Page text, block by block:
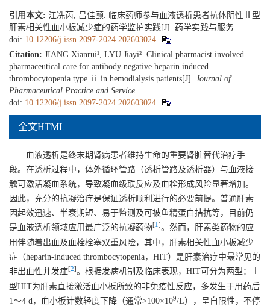
引用本文: 江冼芮, 吕佳颐. 临床药师参与血液透析患者抗体阴性Ⅱ型
肝素相关性血小板减少症的药学监护实践[J]. 药学实践与服务.
doi: 10.12206/j.issn.2097-2024.202603024
Citation: JIANG Xianrui¹, LYU Jiayi². Clinical pharmacist involved
pharmaceutical care for antibody negative heparin induced
thrombocytopenia type ⅱ in hemodialysis patients[J]. Journal of
Pharmaceutical Practice and Service
doi: 10.12206/j.issn.2097-2024.202603024
全文HTML
血液透析是终末期肾病患者维持生命的重要肾脏替代治疗手
段。在透析过程中，体外循环管路（透析管路及透析器）与血液接
触可激活凝血系统，导致凝血级联反应及血栓形成风险显著增加。
因此，充分的抗凝治疗是保证透析顺利进行的必要前提。普通肝素
因起效迅速、半衰期短、易于监测及可被鱼精蛋白拮抗等，目前仍
是血液透析领域应用最广泛的抗凝药物[1 ]。然而，肝素类药物的应
用伴随着出血及血栓栓塞双重风险，其中，肝素相关性血小板减少
症（heparin-induced thrombocytopenia，HIT）是肝素治疗中最常见的
非出血性并发症[2]。根据发病机制及临床表现，HIT可分为两型：Ⅰ
型HIT为肝素直接激活血小板所致的非免疫性反应，多发生于用药后
1～4 d，血小板计数轻度下降（通常>100×109/L），呈自限性，不停